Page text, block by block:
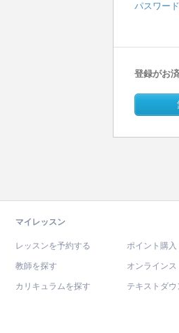
パスワー
登録がお
マイレッスン
レッスンを予約する ポイント購入
教師を探す オンラインス
カリキュラムを探す テキストダウ